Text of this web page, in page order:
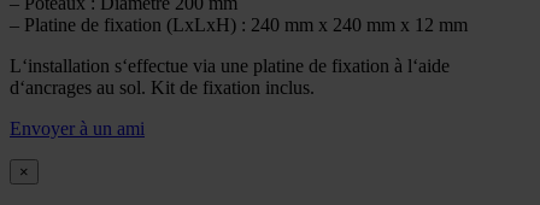
– Platine de fixation (LxLxH) : 240 mm x 240 mm x 12 mm
L‘installation s‘effectue via une platine de fixation à l‘aide
d‘ancrages au sol. Kit de fixation inclus.
Envoyer à un ami
×